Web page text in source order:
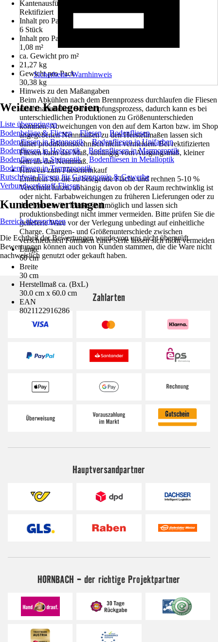
Kantenausführung
Rektifiziert
Inhalt pro Pack
6 Stück
Inhalt pro Pack für
1,08 m²
ca. Gewicht pro m²
21,27 kg
Gewicht pro Pack
30,38 kg
Hinweis zu den Maßangaben
Beim Abkühlen nach dem Brennprozess durchlaufen die Fliesen
einen natürlichen Schrumpfungsprozess, dadurch kann es bei
unterschiedlichen Produktionen zu Größenunterschieden
kommen. Abweichungen von den auf dem Karton bzw. im Shop
angegebenen Nennmaßen zu den Herstellmaßen lassen sich
daher produktionstechnisch nicht vermeiden. Bei rektifizierten
Fliesen kann das Maß, abhängig vom Ausgangsmaß, kleiner
sein als das Nennmaß.
Hinweis zum Flieseneinkauf
Ermitteln Sie die zu belegende Fläche und rechnen 5-10 %
Verschnitt hinzu, abhängig davon ob der Raum rechtwinklig ist
oder nicht. Farbabweichungen zu früheren Lieferungen oder zu
den Mustern im Markt sind möglich und lassen sich
produktionsbedingt nicht immer vermeiden. Bitte prüfen Sie die
gelieferte Ware vor der Verlegung unbedingt auf einheitliche
Charge. Chargen- und Größenunterschiede zwischen
verschiedenen Formaten einer Serie lassen sich nicht vermeiden
Länge
60 cm
Breite
30 cm
Herstellmaß ca. (BxL)
30.0 cm x 60.0 cm
EAN
8021122916286
Sicherheits-/Warnhinweis
Weitere Kategorien
Liste überspringen
Bodenbeläge & Fliesen
Fliesen
Bodenfliesen
Bodenfliesen in Betonoptik
Bodenfliesen in Unifarben
Bodenfliesen in Holzoptik
Bodenfliesen in Marmoroptik
Bodenfliesen in Steinoptik
Bodenfliesen in Metalloptik
Bodenfliesen in Terrazzooptik
Rutschfeste Fliesen für Gastronomie & Gewerbe
Verbundwerkstoff-Fliesen
Kundenbewertungen
Bereich überspringen
Die Echtheit der Bewertungen wurde von uns nicht überprüft.
Bewertungen können auch von Kunden stammen, die die Ware nicht
nachweislich genutzt oder gekauft haben.
Zahlarten
Hauptversandpartner
HORNBACH - der richtige Projektpartner